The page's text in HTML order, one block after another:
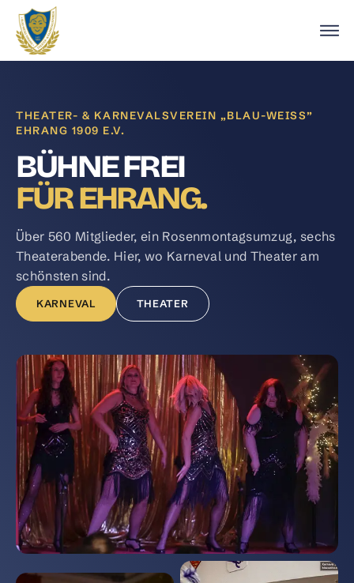
THEATER- & KARNEVALSVEREIN „BLAU-WEISS”
EHRANG 1909 E.V.
BÜHNE FREI
FÜR EHRANG.
Über 560 Mitglieder, ein Rosenmontagsumzug, sechs
Theaterabende. Hier, wo Karneval und Theater am
schönsten sind.
KARNEVAL THEATER